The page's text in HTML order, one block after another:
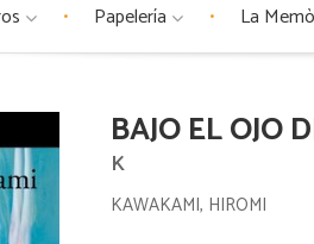
Papelería La
BAJO EL OJO
K
KAWAKAMI, HIROMI